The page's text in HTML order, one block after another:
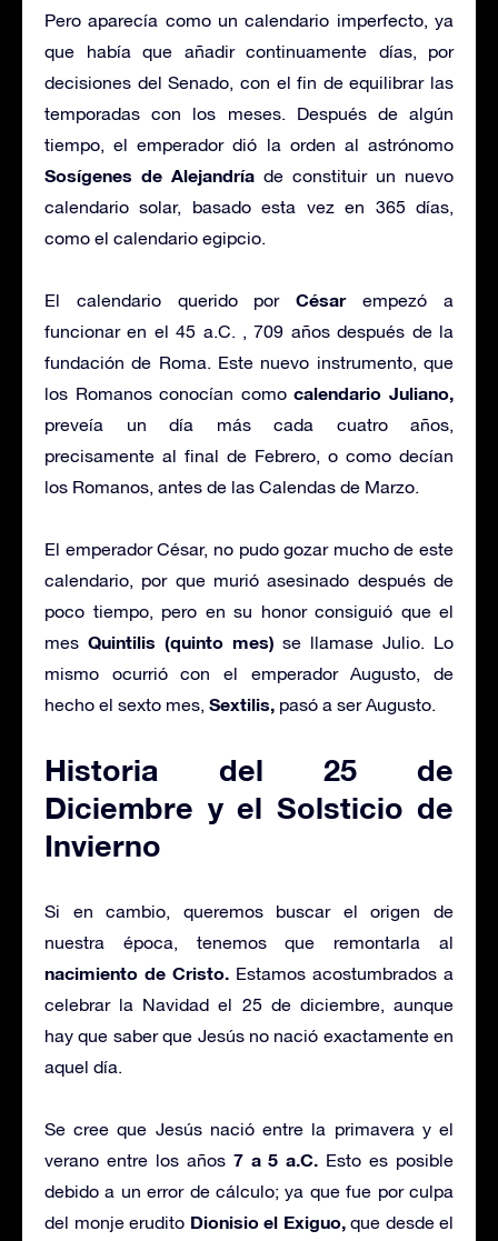
Pero aparecía como un calendario imperfecto, ya
que había que añadir continuamente días, por
decisiones del Senado, con el fin de equilibrar las
temporadas con los meses. Después de algún
tiempo, el emperador dió la orden al astrónomo
Sosígenes de Alejandría de constituir un nuevo
calendario solar, basado esta vez en 365 días,
como el calendario egipcio.
El calendario querido porCésarempezó a
funcionar en el 45 a.C. , 709 años después de la
fundación de Roma. Este nuevo instrumento, que
los Romanos conocían comocalendario Juliano,
preveía un día más cada cuatro años,
precisamente al final de Febrero, o como decían
los Romanos, antes de las Calendas de Marzo.
El emperador César, no pudo gozar mucho de este
calendario, por que murió asesinado después de
poco tiempo, pero en su honor consiguió que el
mes Quintilis (quinto mes) se llamase Julio. Lo
mismo ocurrió con el emperador Augusto, de
hecho el sexto mes, Sextilis, pasó a ser Augusto.
Historia del 25 de
Diciembre y el Solsticio de
Invierno
Si en cambio, queremos buscar el origen de
nuestra época, tenemos que remontarla al
nacimiento de Cristo. Estamos acostumbrados a
celebrar la Navidad el 25 de diciembre, aunque
hay que saber que Jesús no nació exactamente en
aquel día.
Se cree que Jesús nació entre la primavera y el
verano entre los años 7 a 5 a.C. Esto es posible
debido a un error de cálculo; ya que fue por culpa
del monje erudito Dionisio el Exiguo,que desde el